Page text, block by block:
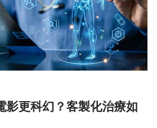
影更科幻？客製化治療如